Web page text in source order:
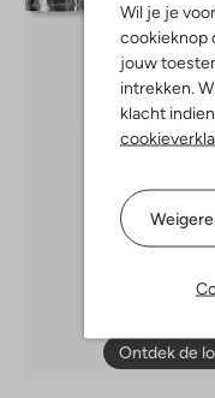
Wil je je
cookieknop
jouw
intrekken.
klacht
Ontdek de